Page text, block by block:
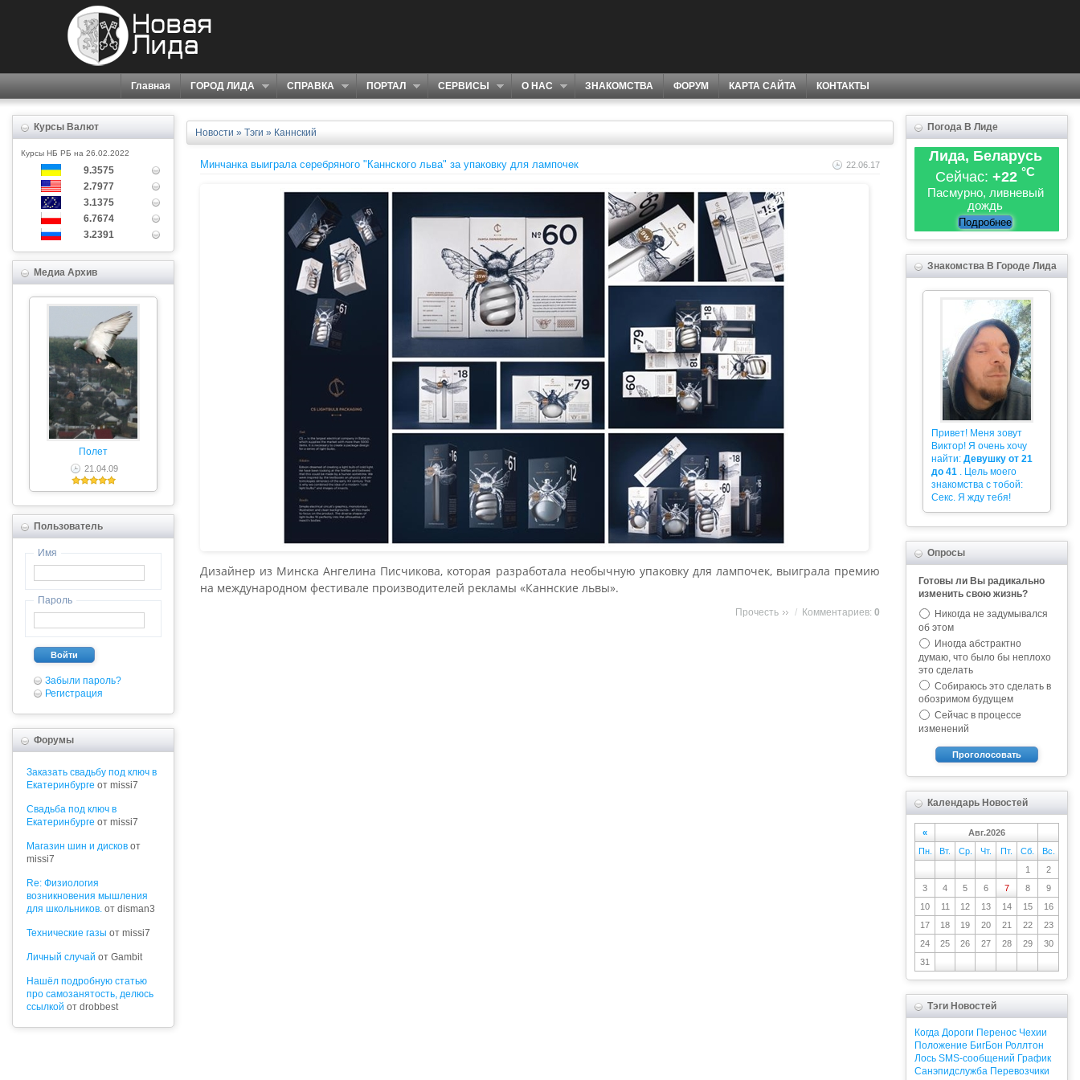
Главная ГОРОД ЛИДА СПРАВКА ПОРТАЛ СЕРВИСЫ О НАС ЗНАКОМСТВА ФОРУМ КАРТА САЙТА КОНТАКТЫ
Курсы Валют
Курсы НБ РБ на 26.02.2022
9.3575
2.7977
3.1375
6.7674
3.2391
Медиа Архив
Полет
21.04.09
Пользователь
Имя
Пароль
Войти
Забыли пароль?
Регистрация
Форумы
Заказать свадьбу под ключ в
Екатеринбурге от missi7
Cвадьба под ключ в
Екатеринбурге от missi7
Магазин шин и дисков от
missi7
Re: Физиология
возникновения мышления
для школьников. от disman3
Технические газы от missi7
Личный случай от Gambit
Нашёл подробную статью
про самозанятость, делюсь
ссылкой от drobbest
Новости » Тэги » Каннский
22.06.17
Минчанка выиграла серебряного "Каннского льва" за упаковку для лампочек
Дизайнер из Минска Ангелина Писчикова, которая разработала необычную упаковку для лампочек, выиграла премию
на международном фестивале производителей рекламы «Каннские львы».
Прочесть / Комментариев: 0
Погода В Лиде
Лида, Беларусь
Сейчас: +22 °C
Пасмурно, ливневый
дождь
Подробнее
Знакомства В Городе Лида
Привет! Меня зовут
Виктор! Я очень хочу
найти: Девушку от 21
до 41 . Цель моего
знакомства с тобой:
Секс. Я жду тебя!
Опросы
Готовы ли Вы радикально
изменить свою жизнь?
Никогда не задумывался
об этом
Иногда абстрактно
думаю, что было бы неплохо
это сделать
Собираюсь это сделать в
обозримом будущем
Сейчас в процессе
изменений
Проголосовать
Календарь Новостей
«
Авг.2026
Пн.
Вт. Ср. Чт. Пт. Сб.
Вс.
1
2
3
4 5 6 7 8
9
10
11 12 13 14 15
16
17
18 19 20 21 22
23
24
25 26 27 28 29
30
31
Тэги Новостей
Когда Дороги Перенос Чехии
Положение БигБон Роллтон
Лось SMS-сообщений График
Санэпидслужба Перевозчики